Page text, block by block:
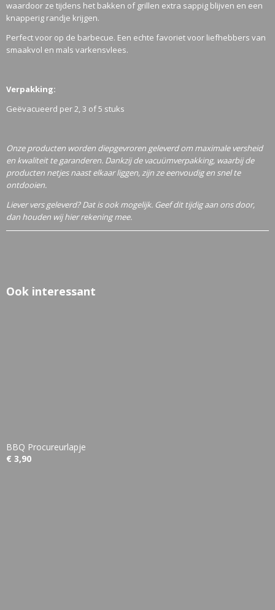
waardoor ze tijdens het bakken of grillen extra sappig blijven en een
knapperig randje krijgen.
Perfect voor op de barbecue. Een echte favoriet voor liefhebbers van
smaakvol en mals varkensvlees.
Verpakking:
Geëvacueerd per 2, 3 of 5 stuks
Onze producten worden diepgevroren geleverd om maximale versheid
en kwaliteit te garanderen. Dankzij de vacuümverpakking, waarbij de
producten netjes naast elkaar liggen, zijn ze eenvoudig en snel te
ontdooien.
Liever vers geleverd? Dat is ook mogelijk. Geef dit tijdig aan ons door,
dan houden wij hier rekening mee.
Ook interessant
BBQ Procureurlapje
€ 3,90